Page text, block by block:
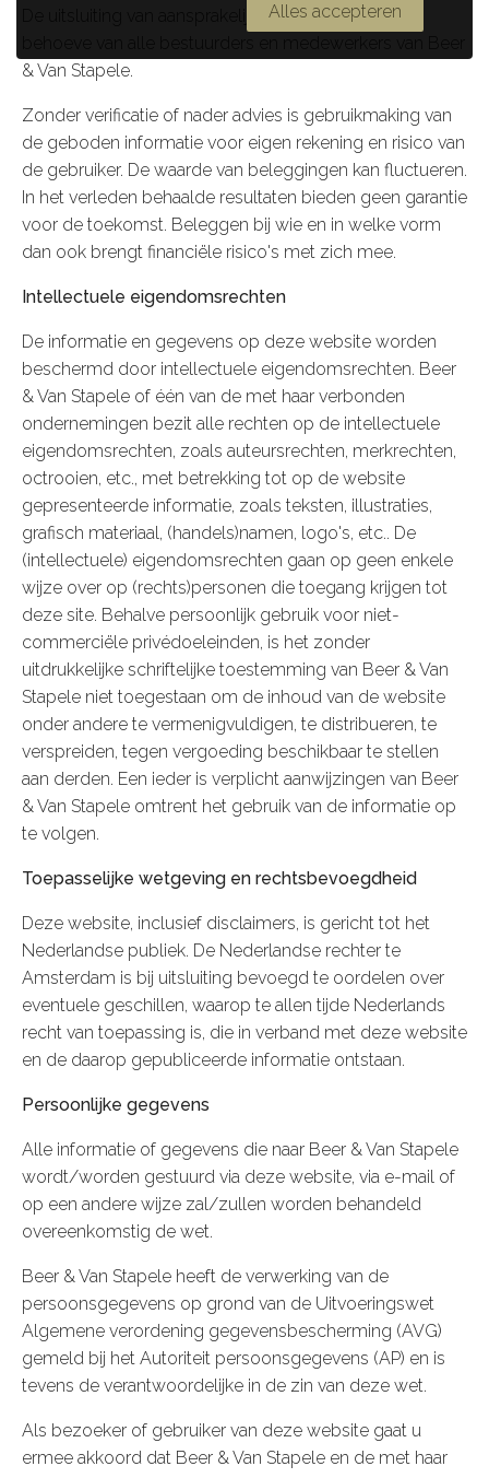
De uitsluiting van aansprakelijkheid strekt mede ten
& Van Stapele.
Zonder verificatie of nader advies is gebruikmaking van
de geboden informatie voor eigen rekening en risico van
de gebruiker. De waarde van beleggingen kan fluctueren.
In het verleden behaalde resultaten bieden geen garantie
voor de toekomst. Beleggen bij wie en in welke vorm
dan ook brengt financiële risico's met zich mee.
Intellectuele eigendomsrechten
De informatie en gegevens op deze website worden
beschermd door intellectuele eigendomsrechten. Beer
& Van Stapele of één van de met haar verbonden
ondernemingen bezit alle rechten op de intellectuele
eigendomsrechten, zoals auteursrechten, merkrechten,
octrooien, etc., met betrekking tot op de website
gepresenteerde informatie, zoals teksten, illustraties,
grafisch materiaal, (handels)namen, logo's, etc.. De
(intellectuele) eigendomsrechten gaan op geen enkele
wijze over op (rechts)personen die toegang krijgen tot
deze site. Behalve persoonlijk gebruik voor niet-
commerciële privédoeleinden, is het zonder
uitdrukkelijke schriftelijke toestemming van Beer & Van
Stapele niet toegestaan om de inhoud van de website
onder andere te vermenigvuldigen, te distribueren, te
verspreiden, tegen vergoeding beschikbaar te stellen
aan derden. Een ieder is verplicht aanwijzingen van Beer
& Van Stapele omtrent het gebruik van de informatie op
te volgen.
Toepasselijke wetgeving en rechtsbevoegdheid
Deze website, inclusief disclaimers, is gericht tot het
Nederlandse publiek. De Nederlandse rechter te
Amsterdam is bij uitsluiting bevoegd te oordelen over
eventuele geschillen, waarop te allen tijde Nederlands
recht van toepassing is, die in verband met deze website
en de daarop gepubliceerde informatie ontstaan.
Persoonlijke gegevens
Alle informatie of gegevens die naar Beer & Van Stapele
wordt/worden gestuurd via deze website, via e-mail of
op een andere wijze zal/zullen worden behandeld
overeenkomstig de wet.
Beer & Van Stapele heeft de verwerking van de
persoonsgegevens op grond van de Uitvoeringswet
Algemene verordening gegevensbescherming (AVG)
gemeld bij het Autoriteit persoonsgegevens (AP) en is
tevens de verantwoordelijke in de zin van deze wet.
Als bezoeker of gebruiker van deze website gaat u
ermee akkoord dat Beer & Van Stapele en de met haar
Alles accepteren